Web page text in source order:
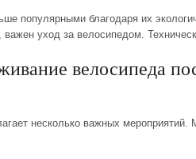
популярными благодаря их
важен уход за велосипедом.
велосипеда
несколько важных мероприятий.